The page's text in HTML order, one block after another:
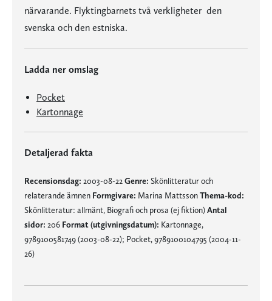
närvarande. Flyktingbarnets två verkligheter  den
svenska och den estniska.
Ladda ner omslag
Pocket
Kartonnage
Detaljerad fakta
Recensionsdag: 2003-08-22 Genre: Skönlitteratur och
relaterande ämnen Formgivare: Marina MattssonThema-kod:
Skönlitteratur: allmänt, Biografi och prosa (ej fiktion)Antal
sidor: 206 Format (utgivningsdatum): Kartonnage,
9789100581749 (2003-08-22); Pocket, 9789100104795 (2004-11-
26)